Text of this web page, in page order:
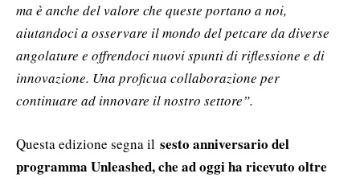
ma è anche del valore che queste portano a noi,
aiutandoci a osservare il mondo del petcare da diverse
angolature e offrendoci nuovi spunti di riflessione e di
innovazione. Una proficua collaborazione per
continuare ad innovare il nostro settore”.
Questa edizione segna il sesto anniversario del
programma Unleashed, che ad oggi ha ricevuto oltre